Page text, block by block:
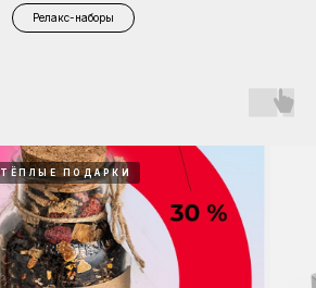
Релакс-наборы
ТЁПЛЫЕ ПОДАРКИ